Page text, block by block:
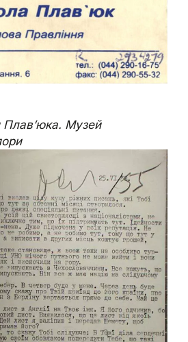
Плав’юка. Музей